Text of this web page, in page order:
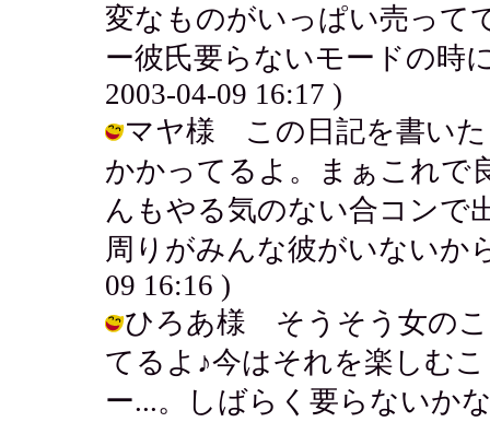
変なものがいっぱい売って
ー彼氏要らないモードの時
2003-04-09 16:17 )
マヤ様 この日記を書いた
かかってるよ。まぁこれで
んもやる気のない合コンで
周りがみんな彼がいないか
09 16:16 )
ひろあ様 そうそう女のこ
てるよ♪今はそれを楽しむ
ー...。しばらく要らないか